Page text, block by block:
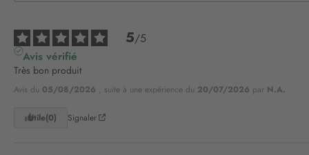
5/5
Avis vérifié
Très bon produit
Avis du 05/08/2026 , suite à une expérience du 20/07/2026 par N.A.
Utile(0) Signaler